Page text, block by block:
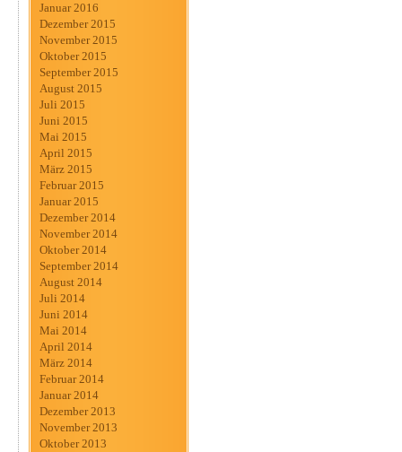
Januar 2016
Dezember 2015
November 2015
Oktober 2015
September 2015
August 2015
Juli 2015
Juni 2015
Mai 2015
April 2015
März 2015
Februar 2015
Januar 2015
Dezember 2014
November 2014
Oktober 2014
September 2014
August 2014
Juli 2014
Juni 2014
Mai 2014
April 2014
März 2014
Februar 2014
Januar 2014
Dezember 2013
November 2013
Oktober 2013